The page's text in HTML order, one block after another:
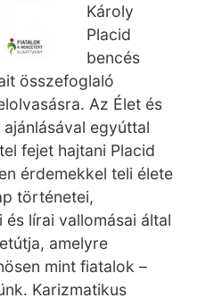
Károly
Placid
bencés
összefoglaló
Az Élet és
egyúttal
fejet hajtani Placid
érdemekkel teli élete
történetei,
lírai vallomásai által
amelyre
mint fiatalok –
Karizmatikus